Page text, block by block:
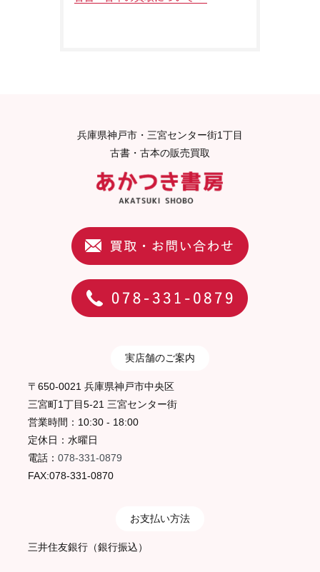
兵庫県神戸市・三宮センター街1丁目
古書・古本の販売買取
実店舗のご案内
〒650-0021 兵庫県神戸市中央区
三宮町1丁目5-21 三宮センター街
営業時間：10:30 - 18:00
定休日：水曜日
電話： 078-331-0879
FAX:078-331-0870
お支払い方法
三井住友銀行（銀行振込）